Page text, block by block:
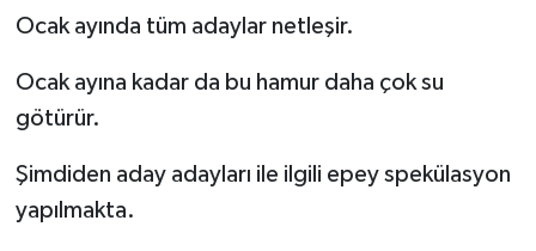
Ocak ayında tüm adaylar netleşir.
Ocak ayına kadar da bu hamur daha çok su
götürür.
Şimdiden aday adayları ile ilgili epey spekülasyon
yapılmakta.